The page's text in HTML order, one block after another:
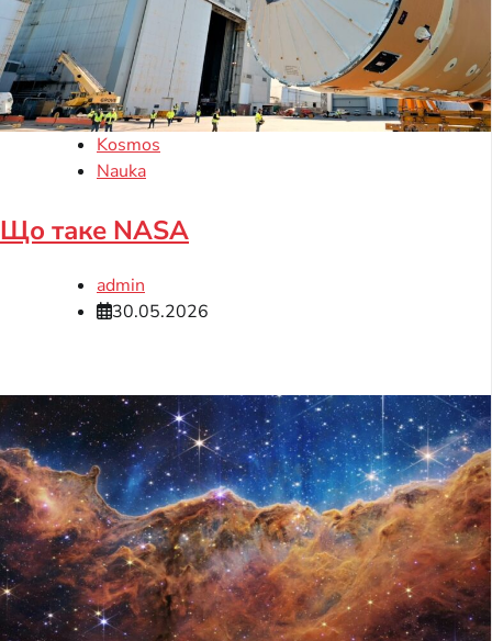
Kosmos
Nauka
Що таке NASA
admin
30.05.2026